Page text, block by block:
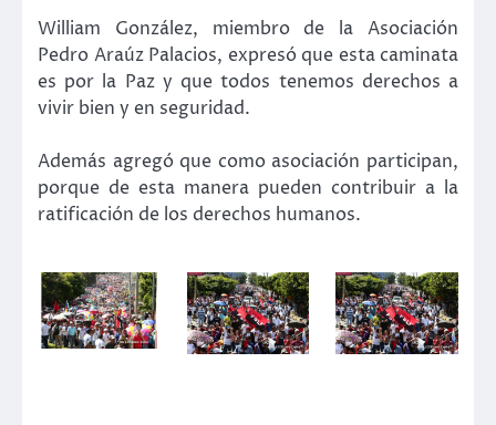
William González, miembro de la Asociación
Pedro Araúz Palacios, expresó que esta caminata
es por la Paz y que todos tenemos derechos a
vivir bien y en seguridad.
Además agregó que como asociación participan,
porque de esta manera pueden contribuir a la
ratificación de los derechos humanos.